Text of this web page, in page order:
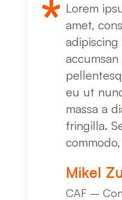
Lorem
amet,
eu ut
massa a
fringilla.
Mikel
CAF –